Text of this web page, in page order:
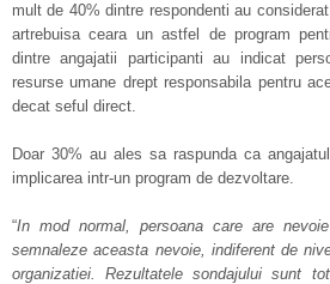
mult de 40% dintre respondenti au
artrebuisa ceara un astfel de program
dintre angajatii participanti au indicat
resurse umane drept responsabila pentru
decat seful direct.
Doar 30% au ales sa raspunda ca
implicarea intr-un program de dezvoltare.
“In mod normal, persoana care are
semnaleze aceasta nevoie, indiferent de
organizatiei. Rezultatele sondajului sunt